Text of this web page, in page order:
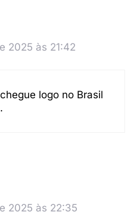
2025 às 21:42
logo no Brasil
2025 às 22:35